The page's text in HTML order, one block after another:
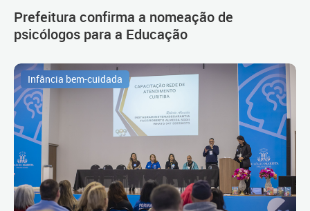
Prefeitura confirma a nomeação de
psicólogos para a Educação
Infância bem-cuidada